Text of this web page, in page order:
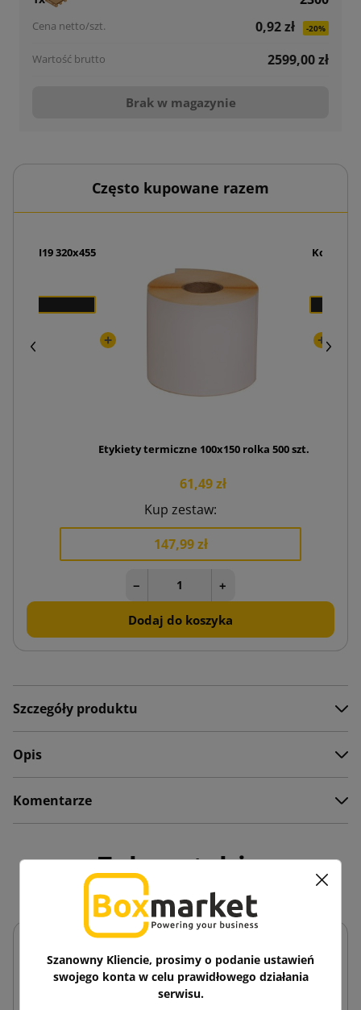
0,92 zł
-20%
2599,00 zł
Brak w magazynie
Często kupowane razem
I19 320x455
Etykiety termiczne 100x150 rolka 500 szt.
61,49 zł
Koperty
Kup zestaw:
147,99 zł
− +
Dodaj do koszyka
Szczegóły produktu
Opis
Komentarze
Zobacz także
Szanowny Kliencie, prosimy o podanie ustawień
swojego konta w celu prawidłowego działania
serwisu.